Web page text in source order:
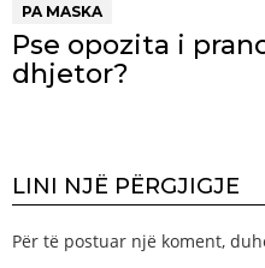
PA MASKA
Pse opozita i
dhjetor?
LINI NJË PËRGJIGJE
Për të postuar një koment,